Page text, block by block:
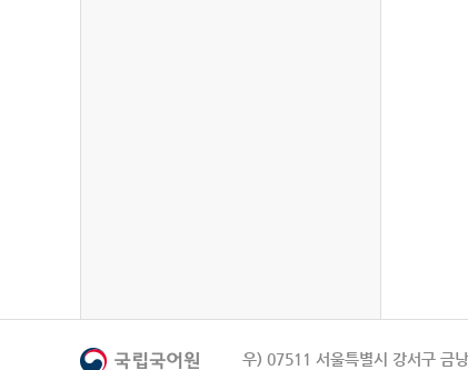
우) 07511 서울특별시 강서구 금